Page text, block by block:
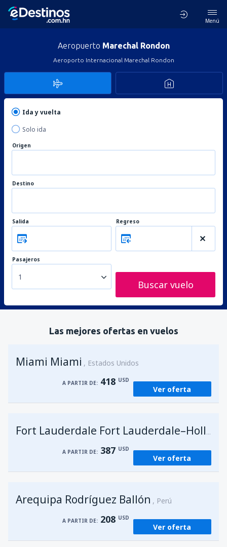
Menú
Aeropuerto Marechal Rondon
Aeroporto Internacional Marechal Rondon
Ida y vuelta
Solo ida
Origen
Destino
Salida Regreso
Pasajeros
1
Buscar vuelo
Las mejores ofertas en vuelos
Miami Miami Estados Unidos
A PARTIR DE: 418 USD
Ver oferta
Fort Lauderdale Fort Lauderdale–Hollywood Intl Airport
A PARTIR DE: 387 USD
Ver oferta
Arequipa Rodríguez Ballón Perú
A PARTIR DE: 208 USD
Ver oferta